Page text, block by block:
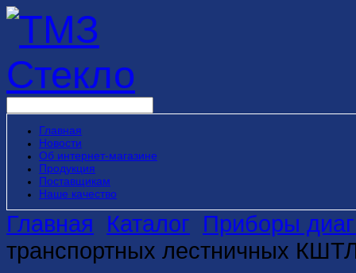
Главная
Новости
Об интернет-магазине
Продукция
Поставщикам
Наше качество
Главная Каталог Приборы
транспортных лестничных